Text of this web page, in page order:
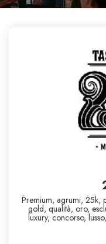
Premium, agrumi, 25k,
gold, qualità, oro,
luxury, concorso, lusso,